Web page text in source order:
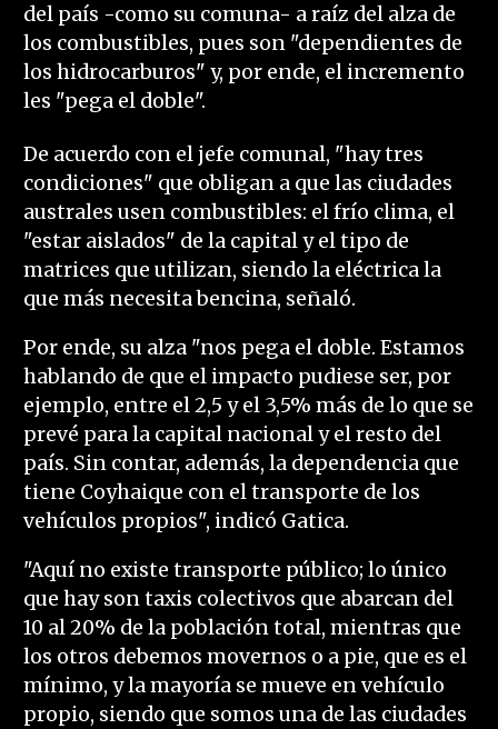
del país -como su comuna- a raíz del alza de
los combustibles, pues son "dependientes de
los hidrocarburos" y, por ende, el incremento
les "pega el doble".
De acuerdo con el jefe comunal, "hay tres
condiciones" que obligan a que las ciudades
australes usen combustibles: el frío clima, el
"estar aislados" de la capital y el tipo de
matrices que utilizan, siendo la eléctrica la
que más necesita bencina, señaló.
Por ende, su alza "nos pega el doble. Estamos
hablando de que el impacto pudiese ser, por
ejemplo, entre el 2,5 y el 3,5% más de lo que se
prevé para la capital nacional y el resto del
país. Sin contar, además, la dependencia que
tiene Coyhaique con el transporte de los
vehículos propios", indicó Gatica.
"Aquí no existe transporte público; lo único
que hay son taxis colectivos que abarcan del
10 al 20% de la población total, mientras que
los otros debemos movernos o a pie, que es el
mínimo, y la mayoría se mueve en vehículo
propio, siendo que somos una de las ciudades